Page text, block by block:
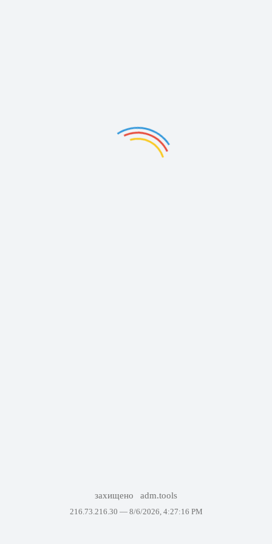
захищено adm.tools
216.73.216.30 — 8/6/2026, 4:27:16 PM